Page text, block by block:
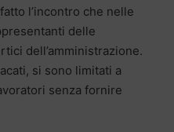
l’incontro che nelle
delle
dell’amministrazione.
si sono limitati a
senza fornire